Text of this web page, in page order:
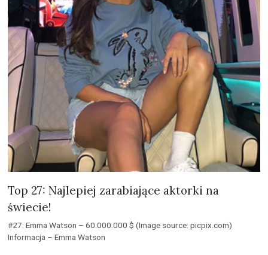
Top 27: Najlepiej zarabiające aktorki na
świecie!
#27: Emma Watson – 60.000.000 $ (Image source: picpix.com)
Informacja – Emma Watson